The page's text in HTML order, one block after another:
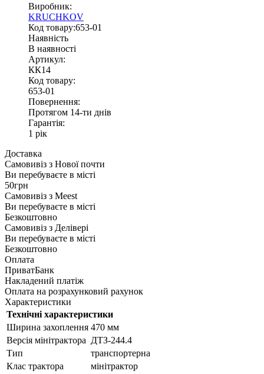
Виробник:
KRUCHKOV
Код товару:653-01
Наявність
В наявності
Артикул:
КК14
Код товару:
653-01
Повернення:
Протягом 14-ти днів
Гарантія:
1 рік
Доставка
Самовивіз з Нової почти
Ви перебуваєте в місті
50грн
Самовивіз з Meest
Ви перебуваєте в місті
Безкоштовно
Самовивіз з Делівері
Ви перебуваєте в місті
Безкоштовно
Оплата
ПриватБанк
Накладений платіж
Оплата на розрахунковий рахунок
Характеристики
Технічні характеристики
Ширина захоплення 470 мм
Версія мінітрактора ДТЗ-244.4
Тип
транспортерна
Клас трактора
мінітрактор